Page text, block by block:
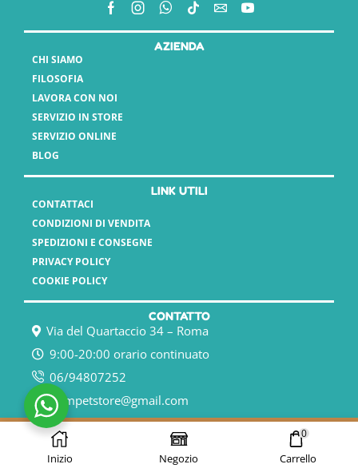
AZIENDA
CHI SIAMO
FILOSOFIA
LAVORA CON NOI
SERVIZIO IN STORE
SERVIZIO ONLINE
BLOG
LINK UTILI
CONTATTACI
CONDIZIONI DI VENDITA
SPEDIZIONI E CONSEGNE
PRIVACY POLICY
COOKIE POLICY
CONTATTO
Via del Quartaccio 34 – Roma
9:00-20:00 orario continuato
06/94807252
humpetstore@gmail.com
Copyright 2025 - Vasauro srl // P.Iva 15808561003
Developed by
Inizio Negozio
0
Carrello